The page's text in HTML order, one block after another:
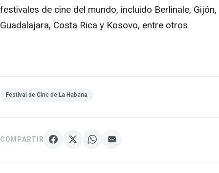
festivales de cine del mundo, incluido Berlinale, Gijón,
Guadalajara, Costa Rica y Kosovo, entre otros
Festival de Cine de La Habana
COMPARTIR